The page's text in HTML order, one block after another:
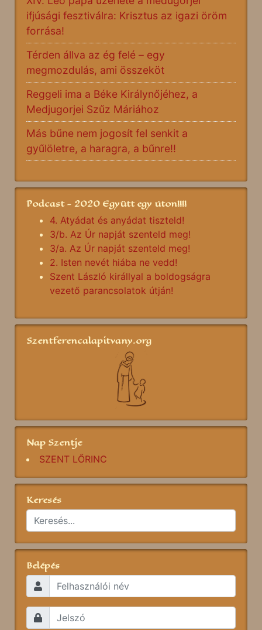
ifjúsági fesztiválra: Krisztus az igazi öröm
forrása!
Térden állva az ég felé – egy
megmozdulás, ami összeköt
Reggeli ima a Béke Királynőjéhez, a
Medjugorjei Szűz Máriához
Más bűne nem jogosít fel senkit a
gyűlöletre, a haragra, a bűnre!!
Podcast - 2020 Együtt egy úton!!!!
4. Atyádat és anyádat tiszteld!
3/b. Az Úr napját szenteld meg!
3/a. Az Úr napját szenteld meg!
2. Isten nevét hiába ne vedd!
Szent László királlyal a boldogságra
vezető parancsolatok útján!
Szentferencalapitvany.org
Nap Szentje
SZENT LŐRINC
Keresés
Belépés